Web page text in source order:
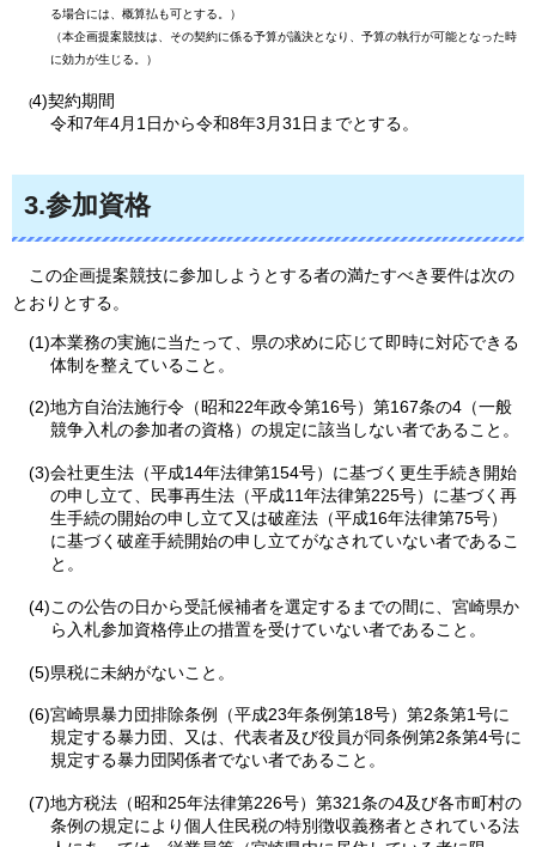
る場合には、概算払も可とする。）
（本企画提案競技は、その契約に係る予算が議決となり、予算の執行が可能となった時
に効力が生じる。）
(4)契約期間
令和7年4月1日から令和8年3月31日までとする。
3.参加資格
この企画提案競技に参加しようとする者の満たすべき要件は次の
とおりとする。
(1)本業務の実施に当たって、県の求めに応じて即時に対応できる
体制を整えていること。
(2)地方自治法施行令（昭和22年政令第16号）第167条の4（一般
競争入札の参加者の資格）の規定に該当しない者であること。
(3)会社更生法（平成14年法律第154号）に基づく更生手続き開始
の申し立て、民事再生法（平成11年法律第225号）に基づく再
生手続の開始の申し立て又は破産法（平成16年法律第75号）
に基づく破産手続開始の申し立てがなされていない者であるこ
と。
(4)この公告の日から受託候補者を選定するまでの間に、宮崎県か
ら入札参加資格停止の措置を受けていない者であること。
(5)県税に未納がないこと。
(6)宮崎県暴力団排除条例（平成23年条例第18号）第2条第1号に
規定する暴力団、又は、代表者及び役員が同条例第2条第4号に
規定する暴力団関係者でない者であること。
(7)地方税法（昭和25年法律第226号）第321条の4及び各市町村の
条例の規定により個人住民税の特別徴収義務者とされている法